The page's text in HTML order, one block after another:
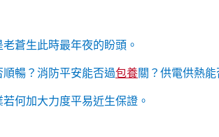
蒼生此時最年夜的盼頭。
暢？消防平安能否過包養關？供電供熱能
何加大力度平易近生保證。